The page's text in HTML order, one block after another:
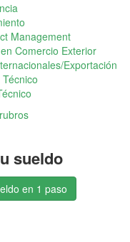
Management
Comercio Exterior
Exportación
rubros
sueldo
en 1 paso